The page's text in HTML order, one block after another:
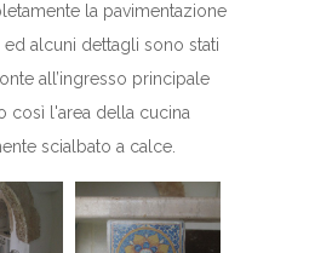
la pavimentazione
alcuni dettagli sono stati
all’ingresso principale
così l'area della cucina
scialbato a calce.